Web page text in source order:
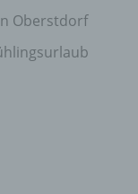
Oberstdorf